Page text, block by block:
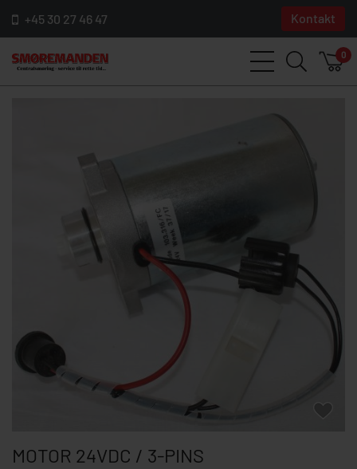
+45 30 27 46 47 Kontakt
0
MOTOR 24VDC / 3-PINS